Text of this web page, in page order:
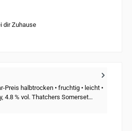
dir Zuhause
Preis halbtrocken • fruchtig • leicht •
4.8 % vol. Thatchers Somerset…